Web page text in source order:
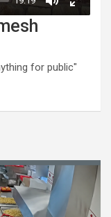
for public"